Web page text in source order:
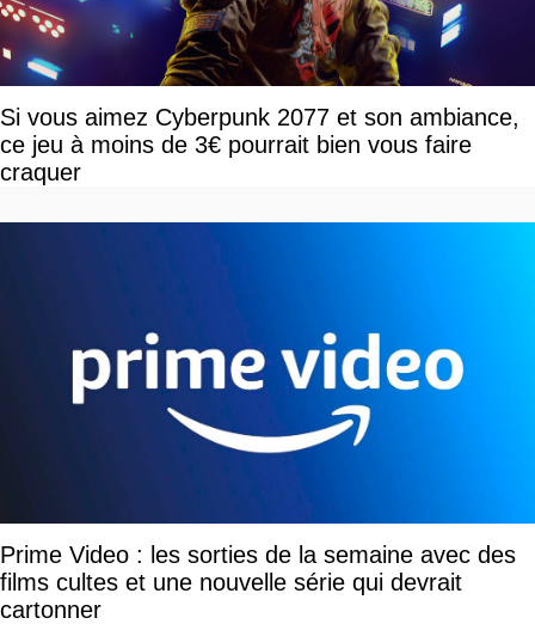
Si vous aimez Cyberpunk 2077 et son ambiance,
ce jeu à moins de 3€ pourrait bien vous faire
craquer
Prime Video : les sorties de la semaine avec des
films cultes et une nouvelle série qui devrait
cartonner